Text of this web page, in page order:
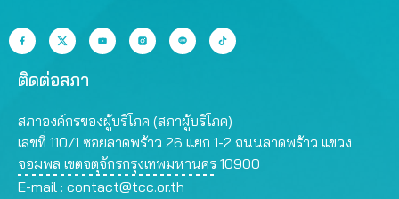
ติดต่อสภา
สภาองค์กรของผู้บริโภค (สภาผู้บริโภค)
เลขที่ 110/1 ซอยลาดพร้าว 26 แยก 1-2 ถนนลาดพร้าว แขวง
จอมพล เขตจตุจักรกรุงเทพมหานคร 10900
E-mail : contact@tcc.or.th